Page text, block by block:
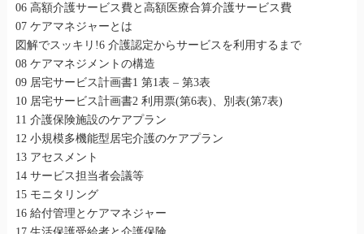
06 高額介護サービス費と高額医療合算介護サービス費
07 ケアマネジャーとは
図解でスッキリ!6 介護認定からサービスを利用するまで
08 ケアマネジメントの構造
09 居宅サービス計画書1 第1表 – 第3表
10 居宅サービス計画書2 利用票(第6表)、別表(第7表)
11 介護保険施設のケアプラン
12 小規模多機能型居宅介護のケアプラン
13 アセスメント
14 サービス担当者会議等
15 モニタリング
16 給付管理とケアマネジャー